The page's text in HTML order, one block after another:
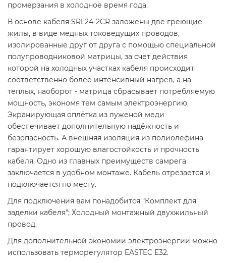
промерзания в холодное время года.
В основе кабеля SRL24-2CR заложены две греющие
жилы, в виде медных токоведущих проводов,
изолированные друг от друга с помощью специальной
полупроводниковой матрицы, за счёт действия
которой на холодных участках кабеля происходит
соответственно более интенсивный нагрев, а на
теплых, наоборот - матрица сбрасывает потребляемую
мощность, экономя тем самым электроэнергию.
Экранирующая оплётка из луженой меди
обеспечивает дополнительную надёжность и
безопасность. А внешняя изоляция из полиолефина
гарантирует хорошую влагостойкость и прочность
кабеля. Одно из главных преимуществ самрега
заключается в удобном монтаже. Кабель отрезается и
подключается по месту.
Для подключения вам понадобится "Комплект для
заделки кабеля"; Холодный монтажный двухжильный
провод.
Для дополнительной экономии электроэнергии можно
использовать терморегулятор EASTEC E32.